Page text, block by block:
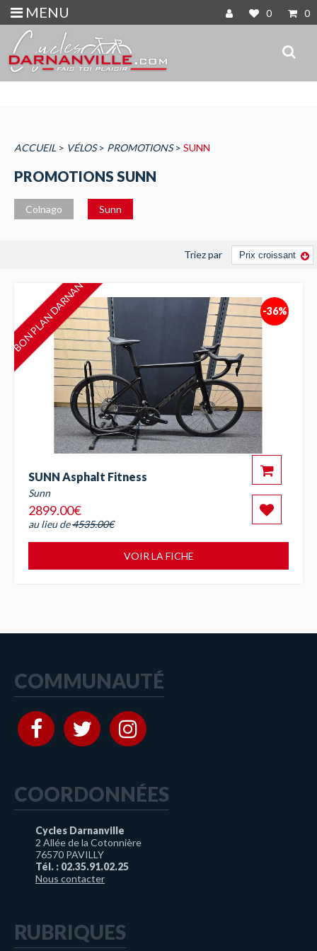
MENU 0 0
ACCUEIL > VÉLOS> PROMOTIONS> SUNN
PROMOTIONS SUNN
Colnago Sunn
Triez par
SUNN Asphalt Fitness
Sunn
2899.00€
au lieu de4535.00€
-36%
BON PLAN DARNAN
VOIR LA FICHE
COMMUNAUTÉ
COORDONNÉES
Cycles Darnanville
2 Allée de la Cotonnière
76570 PAVILLY
Tél. : 02.35.91.02.25
Nous contacter
RUBRIQUES